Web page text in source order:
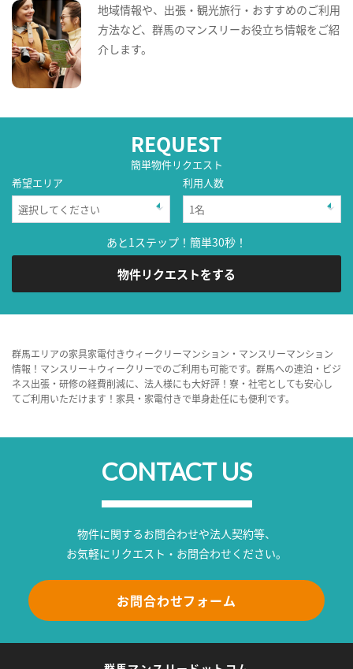
地域情報や、出張・観光旅行・おすすめのご利用
方法など、群馬のマンスリーお役立ち情報をご紹
介します。
REQUEST
簡単物件リクエスト
希望エリア
利用人数
あと1ステップ！簡単30秒！
物件リクエストをする
群馬エリアの家具家電付きウィークリーマンション・マンスリーマンション
情報！マンスリー＋ウィークリーでのご利用も可能です。群馬への連泊・ビジ
ネス出張・研修の経費削減に、法人様にも大好評！寮・社宅としても安心し
てご利用いただけます！家具・家電付きで単身赴任にも便利です。
CONTACT US
物件に関するお問合わせや法人契約等、
お気軽にリクエスト・お問合わせください。
お問合わせフォーム